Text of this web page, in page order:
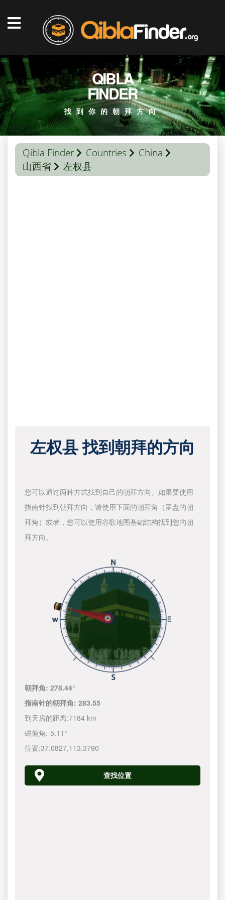
QIBLA
FINDER
找到你的朝拜方向
Qibla Finder Countries
China
山西省
左权县
左权县 找到朝拜的方向
您可以通过两种方式找到自己的朝拜方向。如果要使用
指南针找到朝拜方向，请使用下面的朝拜角（罗盘的朝
拜角）或者，您可以使用谷歌地图基础结构找到您的朝
拜方向。
朝拜角:278.44°
指南针的朝拜角:283.55
到天房的距离:7184 km
磁偏角:-5.11°
位置:37.0827,113.3790
查找位置